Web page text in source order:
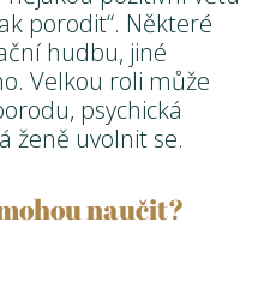
porodit“. Některé
hudbu, jiné
Velkou roli může
psychická
ženě uvolnit se.
naučit?